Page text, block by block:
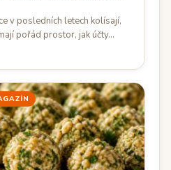
v posledních letech kolísají,
pořád prostor, jak účty…